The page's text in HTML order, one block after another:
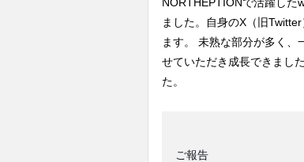
NORTHEPTIONで活躍した
ました。自身のX（旧
ます。 未熟な部分が多く、
せていただき成長できまし
た。
ご報告